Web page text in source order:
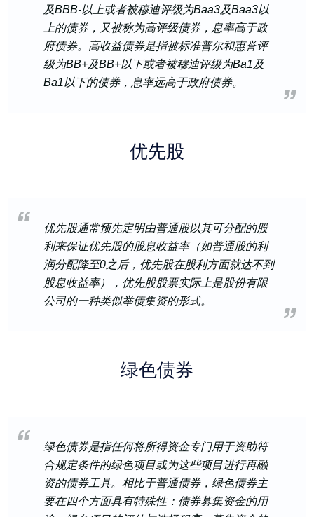
及BBB-以上或者被穆迪评级为Baa3及Baa3以
上的债券，又被称为高评级债券，息率高于政
府债券。高收益债券是指被标准普尔和惠誉评
级为BB+及BB+以下或者被穆迪评级为Ba1及
Ba1以下的债券，息率远高于政府债券。
优先股
优先股通常预先定明由普通股以其可分配的股
利来保证优先股的股息收益率（如普通股的利
润分配降至0之后，优先股在股利方面就达不到
股息收益率），优先股股票实际上是股份有限
公司的一种类似举债集资的形式。
绿色债券
绿色债券是指任何将所得资金专门用于资助符
合规定条件的绿色项目或为这些项目进行再融
资的债券工具。相比于普通债券，绿色债券主
要在四个方面具有特殊性：债券募集资金的用